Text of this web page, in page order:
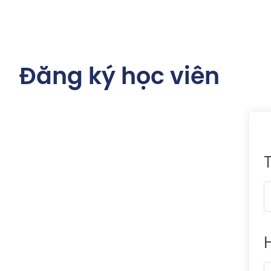
Đăng ký học viên